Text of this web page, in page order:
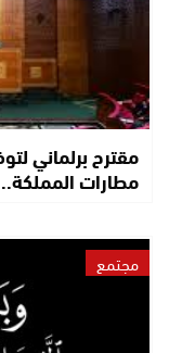
مقترح برلماني
مطارات المملكة..
مجتمع